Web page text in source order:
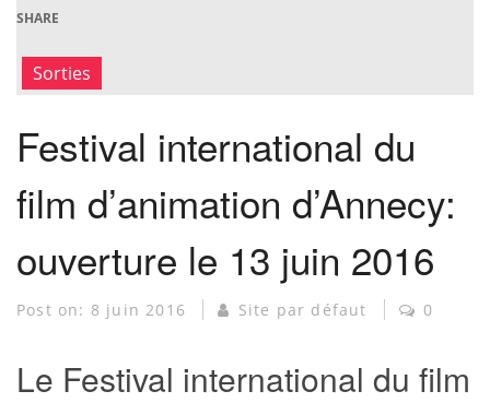
SHARE
Sorties
Festival international du
film d’animation d’Annecy:
ouverture le 13 juin 2016
Post on: 8 juin 2016 Site par défaut 0
Le Festival international du film